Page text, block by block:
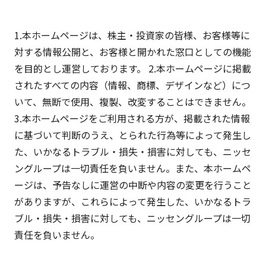
1.本ホームページは、株主・投資家の皆様、お客様等に
対する情報公開と、お客様と開かれた窓口としての機能
を目的とし運営しております。 2.本ホームページに掲載
されたすべての内容（情報、商標、デザインなど）につ
いて、無断で使用、複製、改変することはできません。
3.本ホームページをご利用される方が、掲載された情報
に基づいて判断のうえ、とられた行為等によって発生し
た、いかなるトラブル・損失・損害に対しても、ニッセ
ングループは一切責任を負いません。また、本ホームペ
ージは、予告なしに運営の中断や内容の変更を行うこと
がありますが、これらによって発生した、いかなるトラ
ブル・損失・損害に対しても、ニッセングループは一切
責任を負いません。